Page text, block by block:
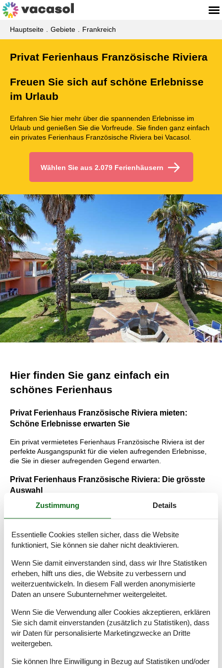
Hauptseite Gebiete Frankreich
Privat Ferienhaus Französische Riviera
Freuen Sie sich auf schöne Erlebnisse
im Urlaub
Erfahren Sie hier mehr über die spannenden Erlebnisse im
Urlaub und genießen Sie die Vorfreude. Sie finden ganz einfach
ein privates Ferienhaus Französische Riviera bei Vacasol.
Wählen Sie aus 2.079 Ferienhäusern
Hier finden Sie ganz einfach ein
schönes Ferienhaus
Privat Ferienhaus Französische Riviera mieten:
Schöne Erlebnisse erwarten Sie
Ein privat vermietetes Ferienhaus Französische Riviera ist der
perfekte Ausgangspunkt für die vielen aufregenden Erlebnisse,
die Sie in dieser aufregenden Gegend erwarten.
Privat Ferienhaus Französische Riviera: Die grösste
Auswahl
Vacasol bietet Ihnen immer die größte Auswahl an privaten
Ferienhäusern. Deshalb können Sie sich in Kürze einen
sicher.
Sie erwarten, und über die Vorteile, die Sie bekommen, wenn
Sie bei Vacasol ein privat vermietetes Ferienhaus Französische
Riviera buchen.
Tipps: Urlaubserlebnisse Französische Riviera
Die Französische Riviera ist für ihre mondänen Urlaubs- und
Badeorte, das gemütliche Mittelmeerflair und herrliche kleine
Dörfer bekannt. Aber es gibt hier auch jede Menge kulturelles
Erbe und tolle Natur für alle, die sich im Urlaub aktiv betätigen
Zustimmung Details
Essentielle Cookies stellen sicher, dass die Website
funktioniert, Sie können sie daher nicht deaktivieren.
Wenn Sie damit einverstanden sind, dass wir Ihre Statistiken
erheben, hilft uns dies, die Website zu verbessern und
weiterzuentwickeln. In diesem Fall werden anonymisierte
Daten an unsere Subunternehmer weitergeleitet.
Wenn Sie die Verwendung aller Cookies akzeptieren, erklären
Sie sich damit einverstanden (zusätzlich zu Statistiken), dass
wir Daten für personalisierte Marketingzwecke an Dritte
weitergeben.
Sie können Ihre Einwilligung in Bezug auf Statistiken und/oder